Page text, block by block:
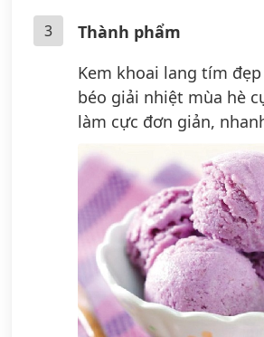
3
Thành phẩm
Kem khoai lang tím
béo giải nhiệt mùa hè
làm cực đơn giản,